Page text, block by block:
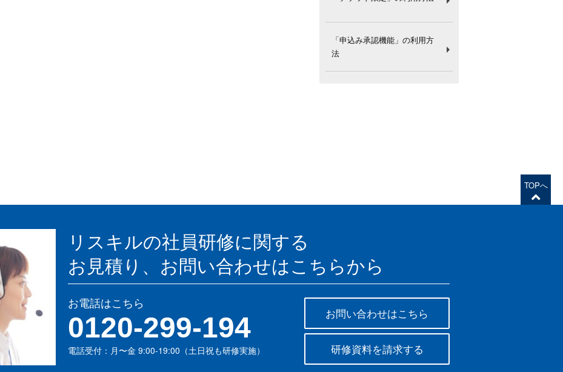
「申込み承認機能」の利用方
法
TOPへ
リスキルの社員研修に関する
お見積り、お問い合わせはこちらから
お電話はこちら
0120-299-194
電話受付：月〜金 9:00-19:00（土日祝も研修実施）
お問い合わせはこちら
研修資料を請求する